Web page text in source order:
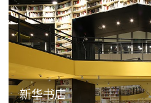
新华书店